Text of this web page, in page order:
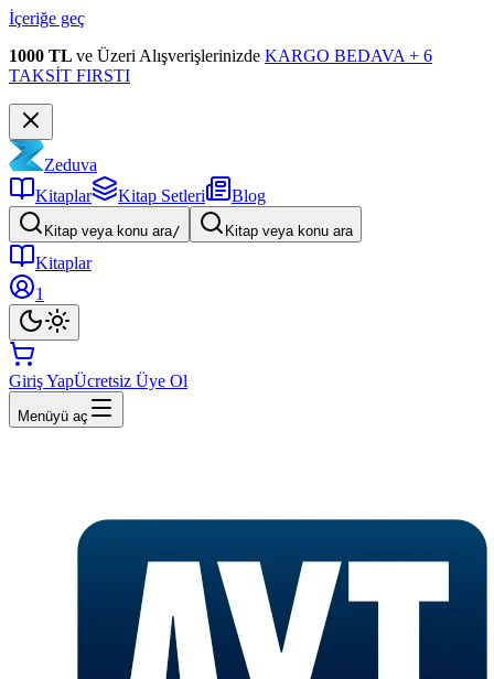
İçeriğe geç
1000 TL ve Üzeri Alışverişlerinizde KARGO BEDAVA + 6
TAKSİT FIRSTI
Zeduva
Kitaplar
Kitap Setleri Blog
Kitap veya konu ara/ Kitap veya konu ara
Kitaplar
1
Giriş YapÜcretsiz Üye Ol
Menüyü aç